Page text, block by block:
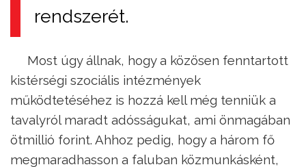
rendszerét.
Most úgy állnak, hogy a közösen fenntartott
kistérségi szociális intézmények
működtetéséhez is hozzá kell még tenniük a
tavalyról maradt adósságukat, ami önmagában
ötmillió forint. Ahhoz pedig, hogy a három fő
megmaradhasson a faluban közmunkásként,